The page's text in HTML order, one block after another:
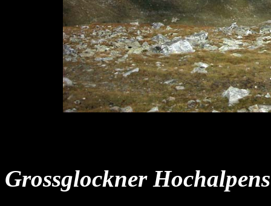
Grossglockner